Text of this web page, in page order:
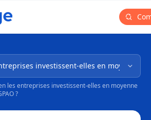
principal
les entreprises investissent-elles en moyenne
?